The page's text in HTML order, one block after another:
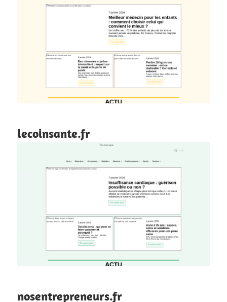
lecoinsante.fr
nosentrepreneurs.fr